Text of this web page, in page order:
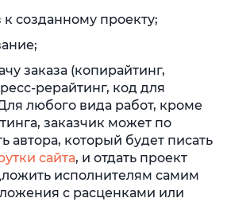
к созданному проекту;
заказа (копирайтинг,
рерайтинг, код для
любого вида работ, кроме
заказчик может по
автора, который будет писать
сайта, и отдать проект
исполнителям самим
с расценками или